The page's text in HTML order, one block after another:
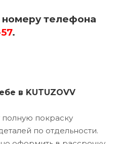
номеру телефона
.
в KUTUZOVV
покраску
по отдельности.